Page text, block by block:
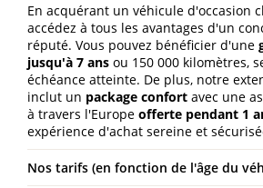
En acquérant un véhicule d'occasion
accédez à tous les avantages d'un
réputé. Vous pouvez bénéficier d'une
jusqu'à 7 ans ou 150 000 kilomètres,
échéance atteinte. De plus, notre
inclut un package confort avec une
à travers l'Europe offerte pendant 1
expérience d'achat sereine et
Nos tarifs (en fonction de l'âge du